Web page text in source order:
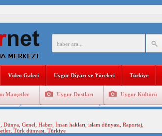
PARTİ GENEL BAŞKANI AĞIRALİOĞLU : ÇİN’İN
DOĞU TÜRKİSTAN’DAKİ UYGULAMALARI SİSTEMATİK
AKADEMİSİ BAŞKANI DOÇ.DR.KAAN : DOĞU
YILDIR KAYNAYAN YARAMIZ : ÇİN İŞGALİNDEKİ DOĞU
URUMÇİ KATLİAMI MESAJİ : 05.07.2009 URUMÇİ
Video Galeri Uygur Diyarı ve Yöreleri Türkiye
Manşetler Uygur Dostları Uygur Kültürü
Dünya, Genel Haber, İnsan hakları islam dünyası Raportaj
, Türk dünyası Türkiye